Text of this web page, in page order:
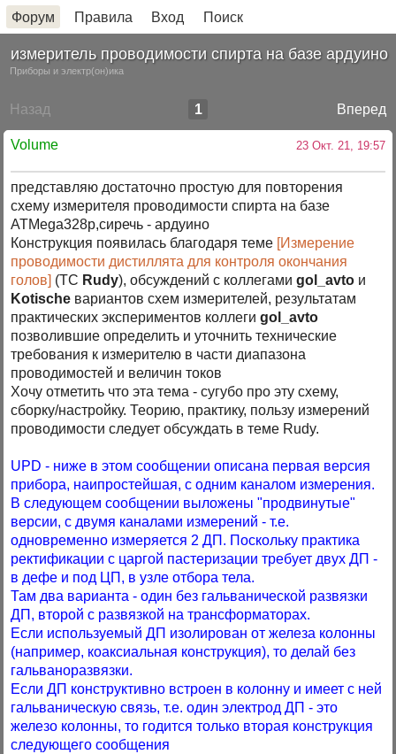
Форум Правила Вход Поиск
измеритель проводимости спирта на базе ардуино
Приборы и электр(он)ика
Назад Вперед
1
Volume 23 Окт. 21, 19:57
представляю достаточно простую для повторения
схему измерителя проводимости спирта на базе
ATMega328p,сиречь - ардуино
Конструкция появилась благодаря теме [Измерение
проводимости дистиллята для контроля окончания
голов] (ТС Rudy), обсуждений с коллегамиgol_avto и
Kotische вариантов схем измерителей, результатам
практических экспериментов коллегиgol_avto
позволившие определить и уточнить технические
требования к измерителю в части диапазона
проводимостей и величин токов
Хочу отметить что эта тема - сугубо про эту схему,
сборку/настройку. Теорию, практику, пользу измерений
проводимости следует обсуждать в теме Rudy.
UPD - ниже в этом сообщении описана первая версия
прибора, наипростейшая, с одним каналом измерения.
В следующем сообщении выложены "продвинутые"
версии, с двумя каналами измерений - т.е.
одновременно измеряется 2 ДП. Поскольку практика
ректификации с царгой пастеризации требует двух ДП -
в дефе и под ЦП, в узле отбора тела.
Там два варианта - один без гальванической развязки
ДП, второй с развязкой на трансформаторах.
Если используемый ДП изолирован от железа колонны
(например, коаксиальная конструкция), то делай без
гальваноразвязки.
Если ДП конструктивно встроен в колонну и имеет с ней
гальваническую связь, т.е. один электрод ДП - это
железо колонны, то годится только вторая конструкция
следующего сообщения